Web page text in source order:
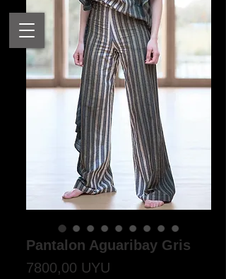
Pantalon Aguaribay Gris
7800,00 UYU